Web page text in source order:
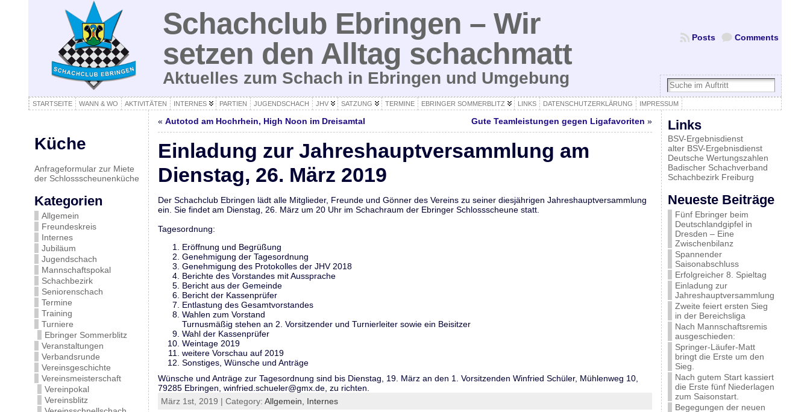
Schachclub Ebringen – Wir
setzen den Alltag schachmatt
Aktuelles zum Schach in Ebringen und Umgebung
Comments
Posts
STARTSEITE WANN & WO AKTIVITÄTEN INTERNES PARTIEN JUGENDSCHACH JHV SATZUNG TERMINE EBRINGER SOMMERBLITZ LINKS DATENSCHUTZERKLÄRUNG IMPRESSUM
Küche
Anfrageformular zur Miete
der Schlossscheunenküche
Kategorien
Allgemein
Freundeskreis
Internes
Jubiläum
Jugendschach
Mannschaftspokal
Schachbezirk
Seniorenschach
Termine
Training
Turniere
Ebringer Sommerblitz
Veranstaltungen
Verbandsrunde
Vereinsgeschichte
Vereinsmeisterschaft
Vereinpokal
Vereinsblitz
« Autotod am Hochrhein, High Noon im Dreisamtal Gute Teamleistungen gegen Ligafavoriten »
Einladung zur Jahreshauptversammlung am
Dienstag, 26. März 2019
Der Schachclub Ebringen lädt alle Mitglieder, Freunde und Gönner des Vereins zu seiner diesjährigen Jahreshauptversammlung
ein. Sie findet am Dienstag, 26. März um 20 Uhr im Schachraum der Ebringer Schlossscheune statt.
Tagesordnung:
Eröffnung und Begrüßung
Genehmigung der Tagesordnung
Genehmigung des Protokolles der JHV 2018
Berichte des Vorstandes mit Aussprache
Bericht aus der Gemeinde
Bericht der Kassenprüfer
Entlastung des Gesamtvorstandes
Wahlen zum Vorstand
Turnusmäßig stehen an 2. Vorsitzender und Turnierleiter sowie ein Beisitzer
Wahl der Kassenprüfer
Weintage 2019
weitere Vorschau auf 2019
Sonstiges, Wünsche und Anträge
Wünsche und Anträge zur Tagesordnung sind bis Dienstag, 19. März an den 1. Vorsitzenden Winfried Schüler, Mühlenweg 10,
79285 Ebringen, winfried.schueler@gmx.de, zu richten.
März 1st, 2019 | Category: Allgemein, Internes
Links
BSV-Ergebnisdienst
alter BSV-Ergebnisdienst
Deutsche Wertungszahlen
Badischer Schachverband
Schachbezirk Freiburg
Neueste Beiträge
Fünf Ebringer beim
Deutschlandgipfel in
Dresden – Eine
Zwischenbilanz
Spannender
Saisonabschluss
Erfolgreicher 8. Spieltag
Einladung zur
Jahreshauptversammlung
Zweite feiert ersten Sieg
in der Bereichsliga
Nach Mannschaftsremis
ausgeschieden:
Springer-Läufer-Matt
bringt die Erste um den
Sieg.
Nach gutem Start kassiert
die Erste fünf Niederlagen
zum Saisonstart.
Begegungen der neuen